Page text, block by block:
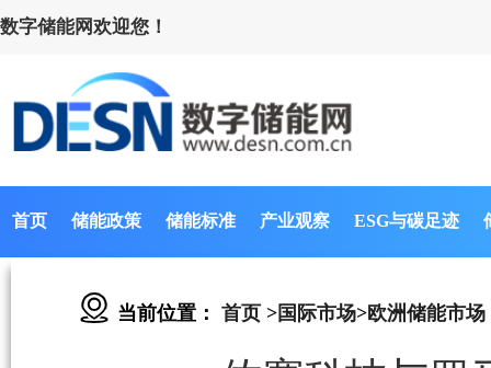
数字储能网欢迎您！
首页 储能政策 储能标准 产业观察 ESG与碳足迹
当前位置： 首页 >国际市场>欧洲储能市场